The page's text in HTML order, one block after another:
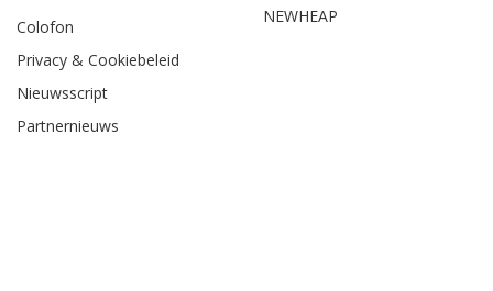
Colofon
Privacy & Cookiebeleid
Nieuwsscript
Partnernieuws
NEWHEAP